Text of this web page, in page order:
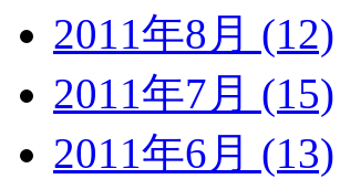
2011年8月 (12)
2011年7月 (15)
2011年6月 (13)